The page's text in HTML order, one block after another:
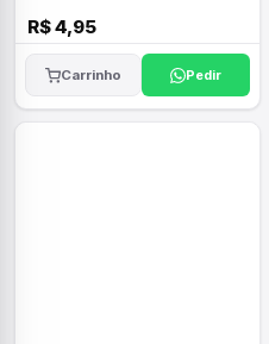
R$ 4,95
Carrinho Pedir